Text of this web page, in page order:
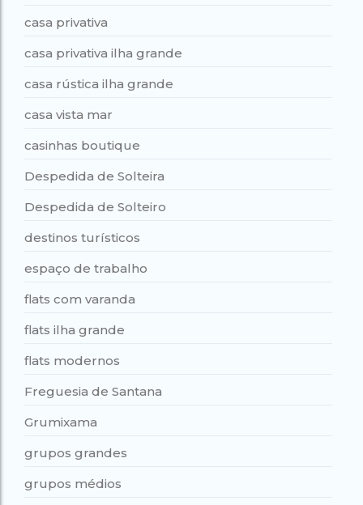
casa privativa
casa privativa ilha grande
casa rústica ilha grande
casa vista mar
casinhas boutique
Despedida de Solteira
Despedida de Solteiro
destinos turísticos
espaço de trabalho
flats com varanda
flats ilha grande
flats modernos
Freguesia de Santana
Grumixama
grupos grandes
grupos médios